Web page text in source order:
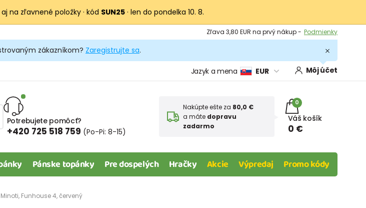
na zľavnené položky · kód SUN25 · len do pondelka 10. 8.
Výmena a vrátenie tovaru - Zobraziť
Podmienky
zákazníkom? Zaregistrujte sa.
Jazyk a mena EUR Môj účet
Potrebujete pomôcť?
+420 725 518 759 (Po-Pi: 8-15)
Nakúpte ešte za 80,0 €
a máte dopravu
zadarmo
0
Váš košík
0 €
Pánske topánky Pre dospelých Hračky Akcie Výpredaj Promo kódy
Funhouse 4, červený